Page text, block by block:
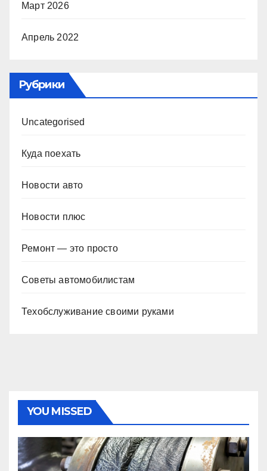
Март 2026
Апрель 2022
Рубрики
Uncategorised
Куда поехать
Новости авто
Новости плюс
Ремонт — это просто
Советы автомобилистам
Техобслуживание своими руками
YOU MISSED